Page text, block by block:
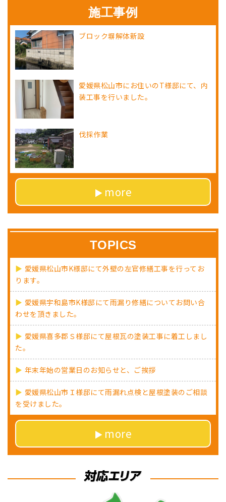
施工事例
ブロック塀解体新設
愛媛県松山市にお住いのT様邸にて、内
装工事を行いました。
伐採作業
more
TOPICS
愛媛県松山市K様邸にて外壁の左官修繕工事を行ってお
ります。
愛媛県宇和島市K様邸にて雨漏り修繕についてお問い合
わせを頂きました。
愛媛県喜多郡Ｓ様邸にて屋根瓦の塗装工事に着工しまし
た。
年末年始の営業日のお知らせと、ご挨拶
愛媛県松山市Ｉ様邸にて雨漏れ点検と屋根塗装のご相談
を受けました。
more